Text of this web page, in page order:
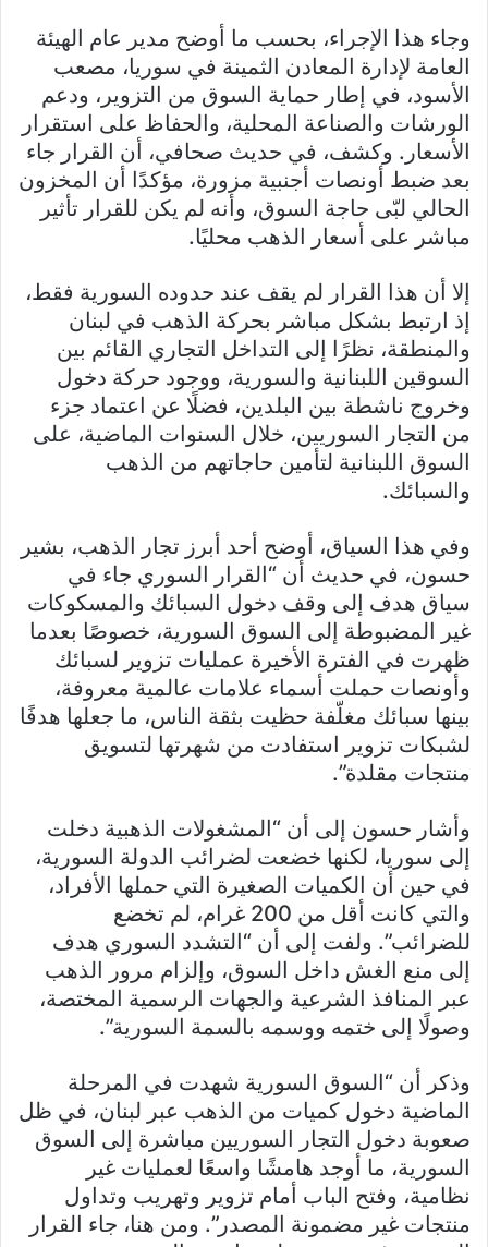
وجاء هذا الإجراء، بحسب ما أوضح مدير عام الهيئة
العامة لإدارة المعادن الثمينة في سوريا، مصعب
الأسود، في إطار حماية السوق من التزوير، ودعم
الورشات والصناعة المحلية، والحفاظ على استقرار
الأسعار. وكشف، في حديث صحافي، أن القرار جاء
بعد ضبط أونصات أجنبية مزورة، مؤكدًا أن المخزون
الحالي لبّى حاجة السوق، وأنه لم يكن للقرار تأثير
مباشر على أسعار الذهب محليًا.
إلا أن هذا القرار لم يقف عند حدوده السورية فقط،
إذ ارتبط بشكل مباشر بحركة الذهب في لبنان
والمنطقة، نظرًا إلى التداخل التجاري القائم بين
السوقين اللبنانية والسورية، ووجود حركة دخول
وخروج ناشطة بين البلدين، فضلًا عن اعتماد جزء
من التجار السوريين، خلال السنوات الماضية، على
السوق اللبنانية لتأمين حاجاتهم من الذهب
والسبائك.
وفي هذا السياق، أوضح أحد أبرز تجار الذهب، بشير
حسون، في حديث أن “القرار السوري جاء في
سياق هدف إلى وقف دخول السبائك والمسكوكات
غير المضبوطة إلى السوق السورية، خصوصًا بعدما
ظهرت في الفترة الأخيرة عمليات تزوير لسبائك
وأونصات حملت أسماء علامات عالمية معروفة،
بينها سبائك مغلّفة حظيت بثقة الناس، ما جعلها هدفًا
لشبكات تزوير استفادت من شهرتها لتسويق
منتجات مقلدة”.
وأشار حسون إلى أن “المشغولات الذهبية دخلت
إلى سوريا، لكنها خضعت لضرائب الدولة السورية،
في حين أن الكميات الصغيرة التي حملها الأفراد،
والتي كانت أقل من 200 غرام، لم تخضع
للضرائب”. ولفت إلى أن “التشدد السوري هدف
إلى منع الغش داخل السوق، وإلزام مرور الذهب
عبر المنافذ الشرعية والجهات الرسمية المختصة،
وصولًا إلى ختمه ووسمه بالسمة السورية”.
وذكر أن “السوق السورية شهدت في المرحلة
الماضية دخول كميات من الذهب عبر لبنان، في ظل
صعوبة دخول التجار السوريين مباشرة إلى السوق
السورية، ما أوجد هامشًا واسعًا لعمليات غير
نظامية، وفتح الباب أمام تزوير وتهريب وتداول
منتجات غير مضمونة المصدر”. ومن هنا، جاء القرار